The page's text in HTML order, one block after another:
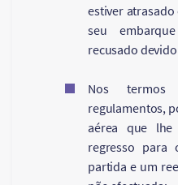
estiver
seu
recusado
Nos
regulamentos,
aérea que
regresso
partida e um